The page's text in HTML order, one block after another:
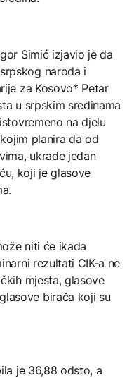
Simić izjavio je da
naroda i
za Kosovo* Petar
u srpskim sredinama
na djelu
planira da od
ukrade jedan
koji je glasove
niti će ikada
rezultati CIK-a ne
mjesta, glasove
birača koji su
je 36,88 odsto, a